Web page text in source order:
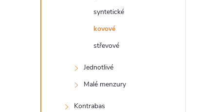
syntetické
kovové
střevové
Jednotlivé
Malé menzury
Kontrabas